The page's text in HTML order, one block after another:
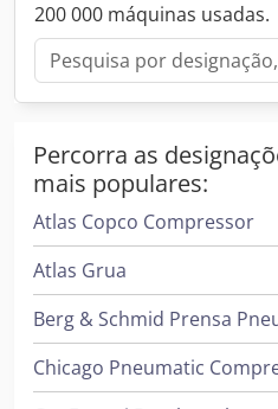
200 000 máquinas usadas.
Percorra as
mais populares:
Atlas Copco Compressor
Atlas Grua
Berg & Schmid Prensa
Chicago Pneumatic